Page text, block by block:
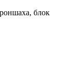
блок